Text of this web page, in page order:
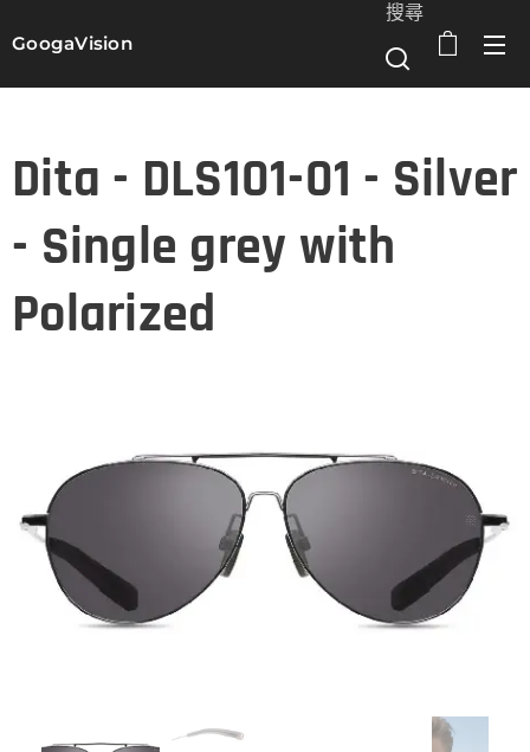
GoogaVision
搜尋
Dita - DLS101-01 - Silver
- Single grey with
Polarized